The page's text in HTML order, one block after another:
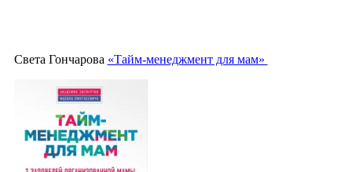
Света Гончарова «Тайм-менеджмент для мам»